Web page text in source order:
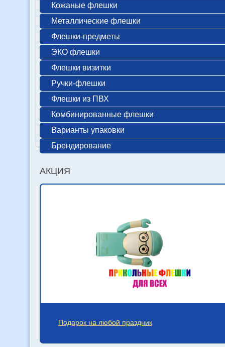
Кожаные флешки
Металлические флешки
Флешки-предметы
ЭКО флешки
Флешки визитки
Ручки-флешки
Флешки из ПВХ
Комбинированные флешки
Варианты упаковки
Брендирование
АКЦИЯ
Подарок на любой праздник